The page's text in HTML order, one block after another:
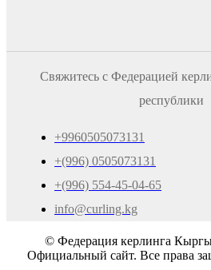
Свяжитесь с Федерацией
республики
+9960505073131
+(996) 0505073131
+(996) 554-45-04-65
info@curling.kg
© Федерация керлинга
Официальный сайт. Все права